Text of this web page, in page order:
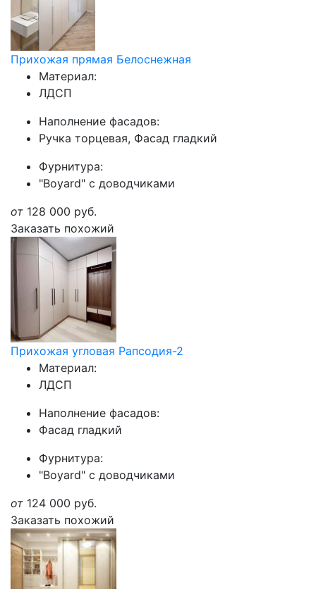
Прихожая прямая Белоснежная
Материал:
ЛДСП
Наполнение фасадов:
Ручка торцевая, Фасад гладкий
Фурнитура:
"Boyard" с доводчиками
от 128 000 руб.
Заказать похожий
Прихожая угловая Рапсодия-2
Материал:
ЛДСП
Наполнение фасадов:
Фасад гладкий
Фурнитура:
"Boyard" с доводчиками
от 124 000 руб.
Заказать похожий